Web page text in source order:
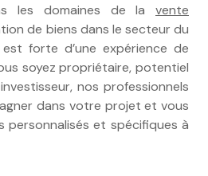
les domaines de la vente
de biens dans le secteur du
forte d’une expérience de
soyez propriétaire, potentiel
nos professionnels
dans votre projet et vous
personnalisés et spécifiques à